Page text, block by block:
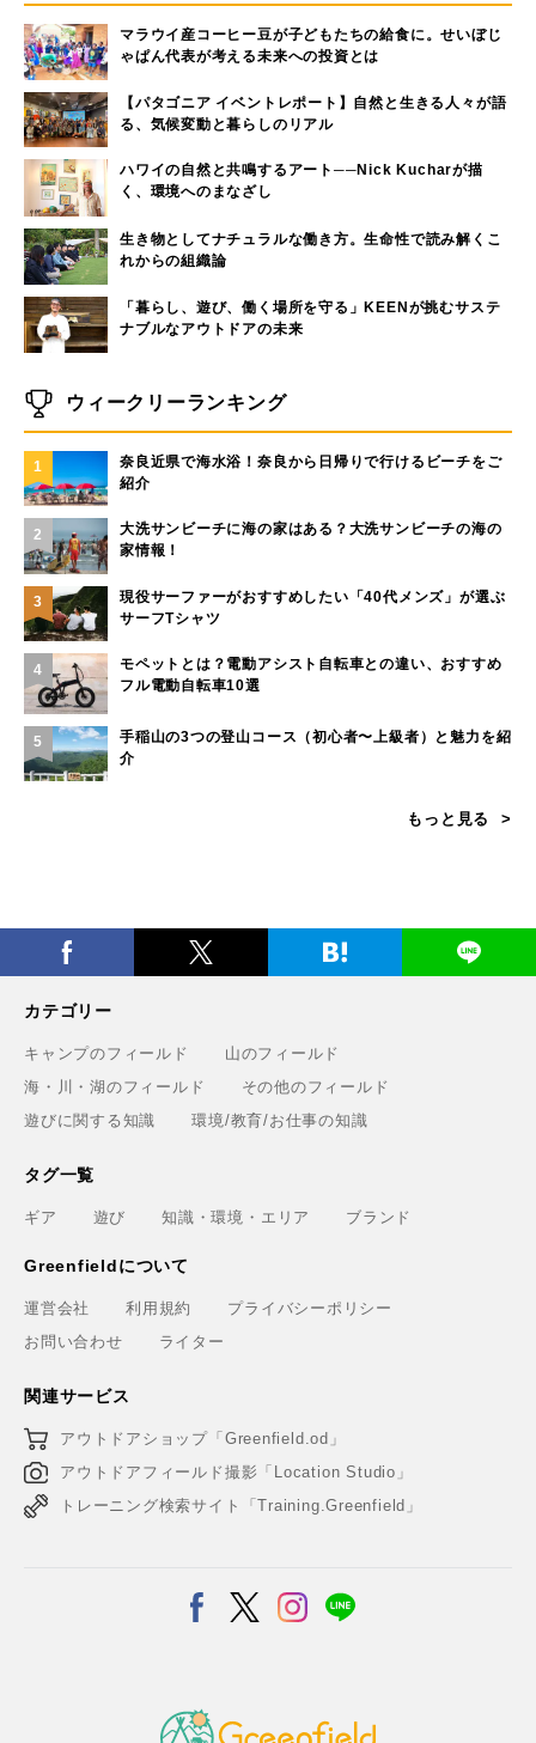
マラウイ産コーヒー豆が子どもたちの給食に。せいぼじ
ゃぱん代表が考える未来への投資とは
【パタゴニア イベントレポート】自然と生きる人々が語
る、気候変動と暮らしのリアル
ハワイの自然と共鳴するアート──Nick Kucharが描
く、環境へのまなざし
生き物としてナチュラルな働き方。生命性で読み解くこ
れからの組織論
「暮らし、遊び、働く場所を守る」KEENが挑むサステ
ナブルなアウトドアの未来
ウィークリーランキング
1
奈良近県で海水浴！奈良から日帰りで行けるビーチをご
紹介
2
大洗サンビーチに海の家はある？大洗サンビーチの海の
家情報！
3
現役サーファーがおすすめしたい「40代メンズ」が選ぶ
サーフTシャツ
4
モペットとは？電動アシスト自転車との違い、おすすめ
フル電動自転車10選
5
手稲山の3つの登山コース（初心者〜上級者）と魅力を紹
介
もっと見る
カテゴリー
キャンプのフィールド
山のフィールド
海・川・湖のフィールド
その他のフィールド
遊びに関する知識
環境/教育/お仕事の知識
タグ一覧
ギア 遊び 知識・環境・エリア ブランド
Greenfieldについて
運営会社 利用規約
プライバシーポリシー
お問い合わせ
ライター
関連サービス
アウトドアショップ「Greenfield.od」
アウトドアフィールド撮影「Location Studio」
トレーニング検索サイト「Training.Greenfield」